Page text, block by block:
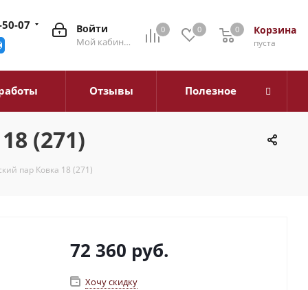
0 0 Корзина
0
пуста
0
Войти
Мой кабинет
07
Отзывы Полезное
(271)
пар Ковка 18 (271)
72 360 руб.
Хочу скидку